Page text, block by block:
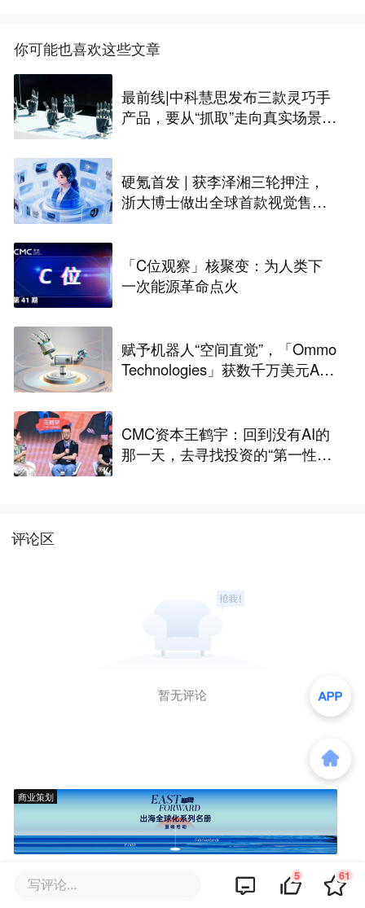
你可能也喜欢这些文章
最前线|中科慧思发布三款灵巧手
产品，要从“抓取”走向真实场景作
硬氪首发 | 获李泽湘三轮押注，
浙大博士做出全球首款视觉售后
「C位观察」核聚变：为人类下
一次能源革命点火
赋予机器人“空间直觉”，「Ommo
Technologies」获数千万美元A轮
CMC资本王鹤宇：回到没有AI的
那一天，去寻找投资的“第一性原
评论区
暂无评论
商业策划
写评论... 5 61
商务合作 加入我们 联系我们